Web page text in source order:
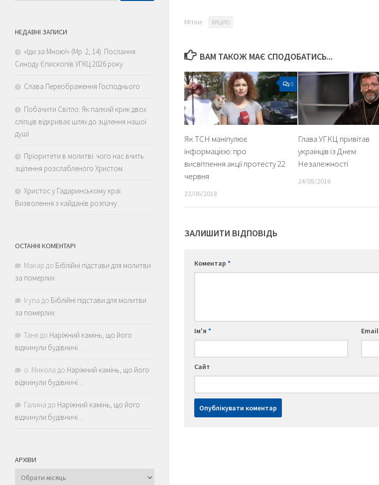
Мітки: ВРЦіРО
ВАМ ТАКОЖ МАЄ СПОДОБАТИСЬ...
0
Як ТСН маніпулює
інформацією: про
висвітлення акції протесту 22
червня
23/06/2018
Глава УГКЦ привітав
українців із Днем
Незалежності
24/08/2016
ЗАЛИШИТИ ВІДПОВІДЬ
Коментар *
Ім'я * Email
Сайт
НЕДАВНІ ЗАПИСИ
«Іди за Мною!» (Мр. 2, 14). Послання
Синоду Єпископів УГКЦ 2026 року
Слава Переображення Господнього
Побачити Світло: Як палкий крик двох
сліпців відкриває шлях до зцілення нашої
душі
Пріоритети в молитві: чого нас вчить
зцілення розслабленого Христом
Христос у Гадаринському краї:
Визволення з кайданів розпачу
ОСТАННІ КОМЕНТАРІ
Макар до Біблійні підстави для молитви
за померлих
Iryna до Біблійні підстави для молитви
за померлих
Таня до Наріжний камінь, що його
відкинули будівничі…
о. Микола до Наріжний камінь, що його
відкинули будівничі…
Галина до Наріжний камінь, що його
відкинули будівничі…
АРХІВИ
Архіви